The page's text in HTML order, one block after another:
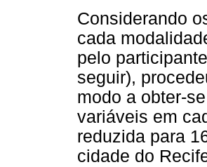
Considerando
cada
pelo
seguir),
modo a obter-
variáveis em
reduzida para
cidade do